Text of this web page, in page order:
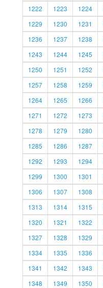
1222
1223 1224
1229
1230 1231
1236
1237 1238
1243
1244 1245
1250
1251 1252
1257
1258 1259
1264
1265 1266
1271
1272 1273
1278
1279 1280
1285
1286 1287
1292
1293 1294
1299
1300 1301
1306
1307 1308
1313
1314 1315
1320
1321 1322
1327
1328 1329
1334
1335 1336
1341
1342 1343
1348
1349 1350